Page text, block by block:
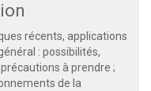
récents, applications
: possibilités,
à prendre ;
de la